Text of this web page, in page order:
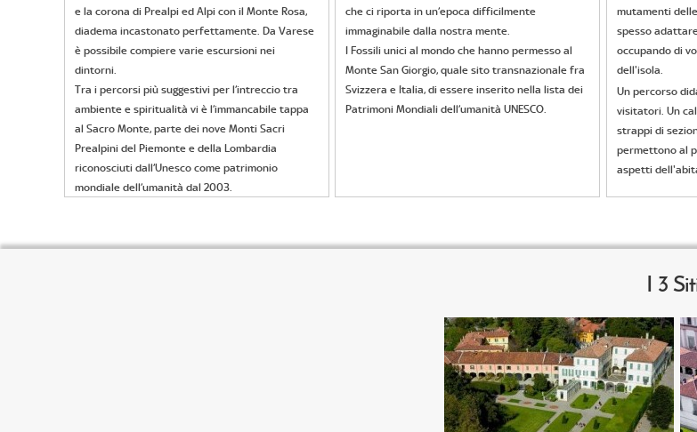
e la corona di Prealpi ed Alpi con il Monte Rosa,
diadema incastonato perfettamente. Da Varese
è possibile compiere varie escursioni nei
dintorni.
Tra i percorsi più suggestivi per l’intreccio tra
ambiente e spiritualità vi è l’immancabile tappa
al Sacro Monte, parte dei nove Monti Sacri
Prealpini del Piemonte e della Lombardia
riconosciuti dall’Unesco come patrimonio
mondiale dell’umanità dal 2003.
che ci riporta in un’epoca difficilmente
immaginabile dalla nostra mente.
I Fossili unici al mondo che hanno permesso al
Monte San Giorgio, quale sito transnazionale fra
Svizzera e Italia, di essere inserito nella lista dei
Patrimoni Mondiali dell’umanità UNESCO.
mutamenti
spesso
occupando di
dell'isola.
Un percorso
visitatori. Un
strappi di
permettono al
aspetti
I 3